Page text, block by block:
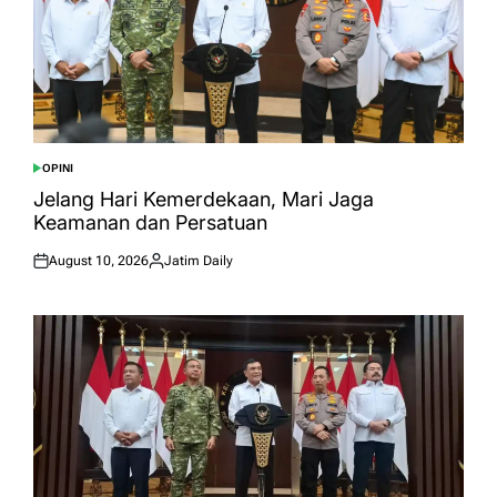
POSTED
IN
OPINI
Jelang Hari Kemerdekaan, Mari Jaga
Keamanan dan Persatuan
Posted
August 10, 2026
Posted
Jatim Daily